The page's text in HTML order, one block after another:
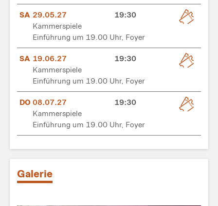
SA 29.05.27
19:30
Kammerspiele
Einführung um 19.00 Uhr, Foyer
SA 19.06.27
19:30
Kammerspiele
Einführung um 19.00 Uhr, Foyer
DO 08.07.27
19:30
Kammerspiele
Einführung um 19.00 Uhr, Foyer
Galerie